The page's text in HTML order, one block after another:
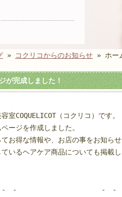
» コクリコからのお知らせ » ホー
が完成しました！
室COQUELICOT（コクリコ）です。
ージを作成しました。
お得な情報や、お店の事をお知らせ
いるヘアケア商品についても掲載
- - - - - - - – -